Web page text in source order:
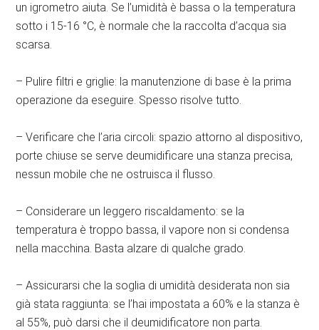
un igrometro aiuta. Se l’umidità è bassa o la temperatura
sotto i 15-16 °C, è normale che la raccolta d’acqua sia
scarsa.
– Pulire filtri e griglie: la manutenzione di base è la prima
operazione da eseguire. Spesso risolve tutto.
– Verificare che l’aria circoli: spazio attorno al dispositivo,
porte chiuse se serve deumidificare una stanza precisa,
nessun mobile che ne ostruisca il flusso.
– Considerare un leggero riscaldamento: se la
temperatura è troppo bassa, il vapore non si condensa
nella macchina. Basta alzare di qualche grado.
– Assicurarsi che la soglia di umidità desiderata non sia
già stata raggiunta: se l’hai impostata a 60% e la stanza è
al 55%, può darsi che il deumidificatore non parta.